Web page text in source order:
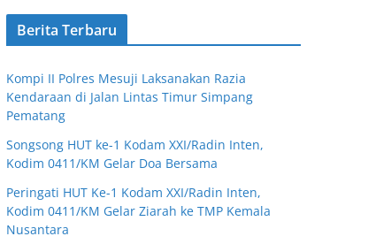
Berita Terbaru
Kompi II Polres Mesuji Laksanakan Razia
Kendaraan di Jalan Lintas Timur Simpang
Pematang
Songsong HUT ke-1 Kodam XXI/Radin Inten,
Kodim 0411/KM Gelar Doa Bersama
Peringati HUT Ke-1 Kodam XXI/Radin Inten,
Kodim 0411/KM Gelar Ziarah ke TMP Kemala
Nusantara